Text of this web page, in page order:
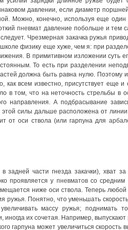
давлении, если диаметр
Можно, конечно, используя еще
пневматдавление побольше и тем
Чрезмерная закачкаружья
физику еще хуже, чем я: при
В примитивном изложении суть
То есть при разделении
должна быть равна нулю. Поэтому
как всем известно, присутствует еще
в том, что на неточность стрельбы в
направления. А подбрасывание
этой силы дальше расположена от
от оси ствола (или гарпуна для
задней части гнезда закачки), хват
проявляется у пневматовсо средним
ниже оси ствола. Теперь
ружья. Понятно, что уменьшать
массуружья; поднимать
иногда их сочетая. Например, выпускают
гарпуна может увеличиться скорость